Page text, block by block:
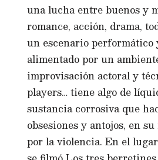
una lucha entre buenos y
romance, acción, drama,
un escenario performático
alimentado por un
improvisación actoral y
players… tiene algo de
sustancia corrosiva que
obsesiones y antojos, en
por la violencia. En el